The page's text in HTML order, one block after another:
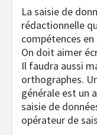
La saisie de
rédactionnelle
compétences
On doit aimer
Il faudra aussi
orthographes.
générale est un
saisie de
opérateur de